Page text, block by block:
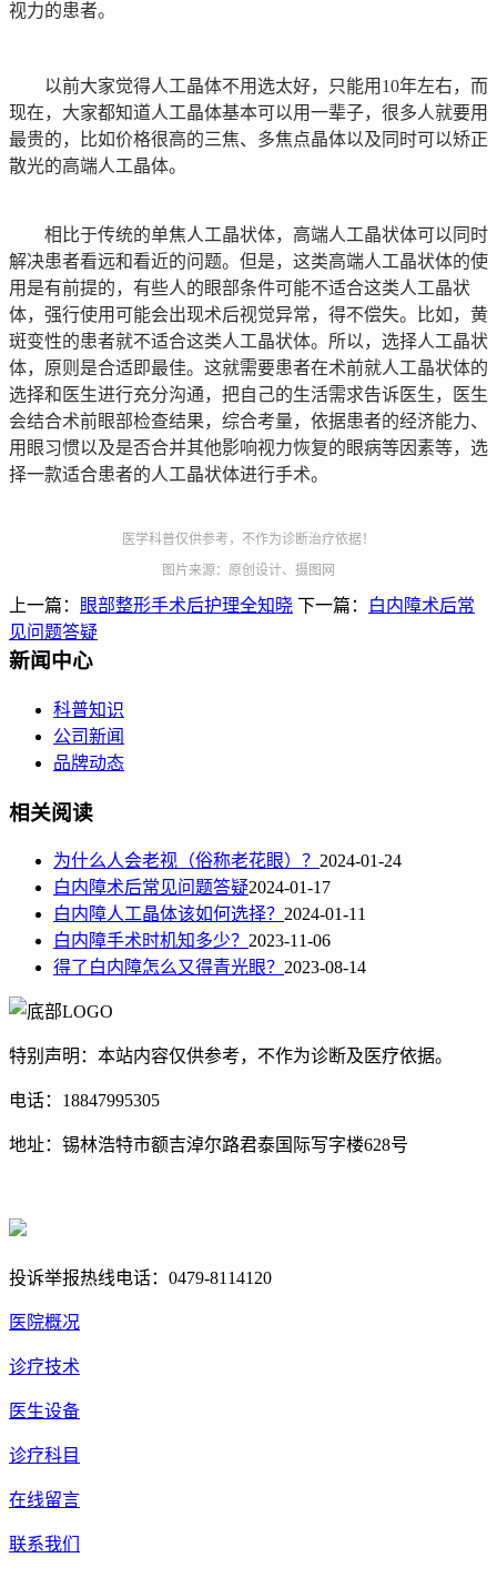
视力的患者。
以前大家觉得人工晶体不用选太好，只能用10年左右，而
现在，大家都知道人工晶体基本可以用一辈子，很多人就要用
最贵的，比如价格很高的三焦、多焦点晶体以及同时可以矫正
散光的高端人工晶体。
相比于传统的单焦人工晶状体，高端人工晶状体可以同时
解决患者看远和看近的问题。但是，这类高端人工晶状体的使
用是有前提的，有些人的眼部条件可能不适合这类人工晶状
体，强行使用可能会出现术后视觉异常，得不偿失。比如，黄
斑变性的患者就不适合这类人工晶状体。所以，选择人工晶状
体，原则是合适即最佳。这就需要患者在术前就人工晶状体的
选择和医生进行充分沟通，把自己的生活需求告诉医生，医生
会结合术前眼部检查结果，综合考量，依据患者的经济能力、
用眼习惯以及是否合并其他影响视力恢复的眼病等因素等，选
择一款适合患者的人工晶状体进行手术。
医学科普仅供参考，不作为诊断治疗依据！
图片来源：原创设计、摄图网
上一篇： 眼部整形手术后护理全知晓 下一篇：
白内障术后常
见问题答疑
新闻中心
科普知识
公司新闻
品牌动态
相关阅读
为什么人会老视（俗称老花眼）？ 2024-01-24
白内障术后常见问题答疑2024-01-17
白内障人工晶体该如何选择？ 2024-01-11
白内障手术时机知多少？ 2023-11-06
得了白内障怎么又得青光眼？ 2023-08-14
特别声明：本站内容仅供参考，不作为诊断及医疗依据。
电话：18847995305
地址：锡林浩特市额吉淖尔路君泰国际写字楼628号
投诉举报热线电话：0479-8114120
医院概况
诊疗技术
医生设备
诊疗科目
在线留言
联系我们